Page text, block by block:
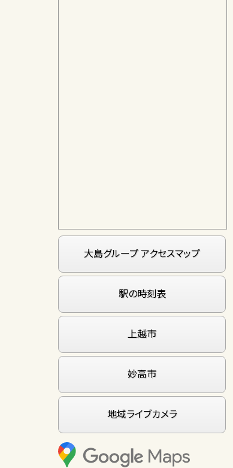
大島グループ アクセスマップ
駅の時刻表
上越市
妙高市
地域ライブカメラ